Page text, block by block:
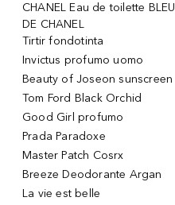
CHANEL Eau de toilette BLEU
DE CHANEL
Tirtir fondotinta
Invictus profumo uomo
Beauty of Joseon sunscreen
Tom Ford Black Orchid
Good Girl profumo
Prada Paradoxe
Master Patch Cosrx
Breeze Deodorante Argan
La vie est belle